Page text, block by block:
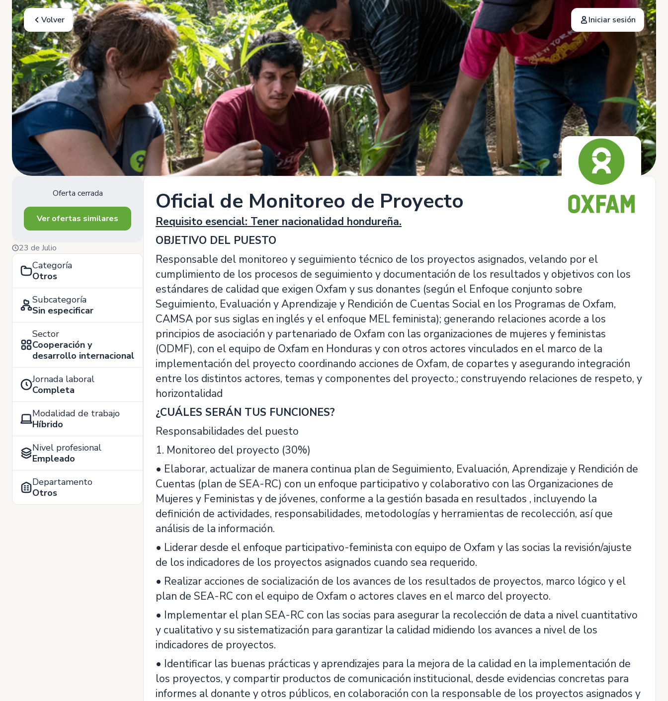
Volver Iniciar sesión
Oferta cerrada
Ver ofertas similares
23 de Julio
Categoría
Otros
Subcategoría
Sin especificar
Sector
Cooperación y
desarrollo internacional
Jornada laboral
Completa
Modalidad de trabajo
Híbrido
Nivel profesional
Empleado
Departamento
Otros
Oficial de Monitoreo de Proyecto
Requisito esencial: Tener nacionalidad hondureña.
OBJETIVO DEL PUESTO
Responsable del monitoreo y seguimiento técnico de los proyectos asignados, velando por el
cumplimiento de los procesos de seguimiento y documentación de los resultados y objetivos con los
estándares de calidad que exigen Oxfam y sus donantes (según el Enfoque conjunto sobre
Seguimiento, Evaluación y Aprendizaje y Rendición de Cuentas Social en los Programas de Oxfam,
CAMSA por sus siglas en inglés y el enfoque MEL feminista); generando relaciones acorde a los
principios de asociación y partenariado de Oxfam con las organizaciones de mujeres y feministas
(ODMF), con el equipo de Oxfam en Honduras y con otros actores vinculados en el marco de la
implementación del proyecto coordinando acciones de Oxfam, de copartes y asegurando integración
entre los distintos actores, temas y componentes del proyecto.; construyendo relaciones de respeto, y
horizontalidad
¿CUÁLES SERÁN TUS FUNCIONES?
Responsabilidades del puesto
1. Monitoreo del proyecto (30%)
• Elaborar, actualizar de manera continua plan de Seguimiento, Evaluación, Aprendizaje y Rendición de
Cuentas (plan de SEA-RC) con un enfoque participativo y colaborativo con las Organizaciones de
Mujeres y Feministas y de jóvenes, conforme a la gestión basada en resultados , incluyendo la
definición de actividades, responsabilidades, metodologías y herramientas de recolección, así que
análisis de la información.
• Liderar desde el enfoque participativo-feminista con equipo de Oxfam y las socias la revisión/ajuste
de los indicadores de los proyectos asignados cuando sea requerido.
• Realizar acciones de socialización de los avances de los resultados de proyectos, marco lógico y el
plan de SEA-RC con el equipo de Oxfam o actores claves en el marco del proyecto.
• Implementar el plan SEA-RC con las socias para asegurar la recolección de data a nivel cuantitativo
y cualitativo y su sistematización para garantizar la calidad midiendo los avances a nivel de los
indicadores de proyectos.
• Identificar las buenas prácticas y aprendizajes para la mejora de la calidad en la implementación de
los proyectos, y compartir productos de comunicación institucional, desde evidencias concretas para
informes al donante y otros públicos, en colaboración con la responsable de los proyectos asignados y